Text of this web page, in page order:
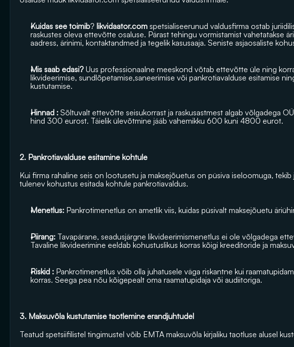
Kuidas see toimib? likvidaator.com spetsialiseerunud valdusfirma ostab
raskustes oleva ettevõtte osaluse. Pärast tehingu vormistamist vahetatakse
aadress, ärinimi, kontaktandmed ja tegelik kasusaaja. Seniste asjaosaliste
Mis saab edasi? Uus professionaalne meeskond võtab ettevõtte üle ning
likvideerimise, sundlõpetamise,saneerimise või pankrotiavalduse esitamise
kustutamise.
Hinnad : Sõltuvalt ettevõtte seisukorrast ja raskusastmest algab võlgadega
hind 300 eurost. Täielik ülevõtmine jääb vahemikku 600 kuni 4800 eurot.
2. Pankrotiavalduse esitamine kohtule
Kui firma rahaline seis on lootusetu ja maksejõuetus on püsiva iseloomuga, tekib
tulenev kohustus esitada kohtule pankrotiavaldus.
Menetlus: Pankrotimenetlus on ametlik viis, kuidas püsivalt maksejõuetu
Piirang: Tavapärane, seadusjärgne likvideerimismenetlus ei ole võlgadega
Tavaline likvideerimine eeldab kohustuslikus korras kõigi kreeditoride ja
Riskid : Pankrotimenetlus võib olla juhatusele väga riskantne kui
korras. Seega pea nõu kõigepealt oma raamatupidaja või audiitoriga.
3. Maksuvõla kustutamise taotlemine erandjuhtudel
Teatud spetsiifilistel tingimustel võib EMTA maksuvõla kirjaliku taotluse alusel